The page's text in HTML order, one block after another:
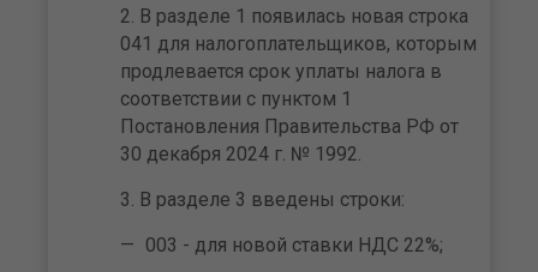
В разделе 1 появилась новая строка
041 для налогоплательщиков, которым
продлевается срок уплаты налога в
соответствии с пунктом 1
Постановления Правительства РФ от
30 декабря 2024 г. № 1992.
В разделе 3 введены строки:
003 - для новой ставки НДС 22%;